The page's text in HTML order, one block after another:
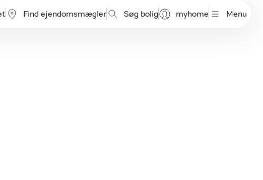
Find ejendomsmægler Søg bolig myhome Menu